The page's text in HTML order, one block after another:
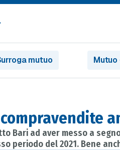
mutuo Mutuo
Bari ad aver messo a
periodo del 2021. Bene